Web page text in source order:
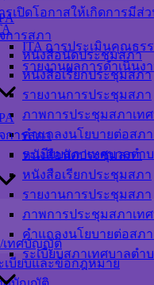
การสภา
หนังสือนัดประชุมสภา
หนังสือเรียกประชุมสภา
รายงานการประชุมสภา
ภาพการประชุมสภาเท
คำแถลงนโยบายต่อสภ
ระเบียบสภาเทศบาลตำ
/เทศบัญญัติ
เบียบและข้อกฎหมาย
รเปิดโอกาสให้เกิดการมีส่
ITA การประเมินคุณธร
รายงานผลการดำเนินง
การสภา
หนังสือนัดประชุมสภา
หนังสือเรียกประชุมสภา
รายงานการประชุมสภา
ภาพการประชุมสภาเท
คำแถลงนโยบายต่อสภ
ระเบียบสภาเทศบาลตำ